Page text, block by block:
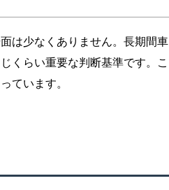
は少なくありません。長期間車
くらい重要な判断基準です。こ
ています。